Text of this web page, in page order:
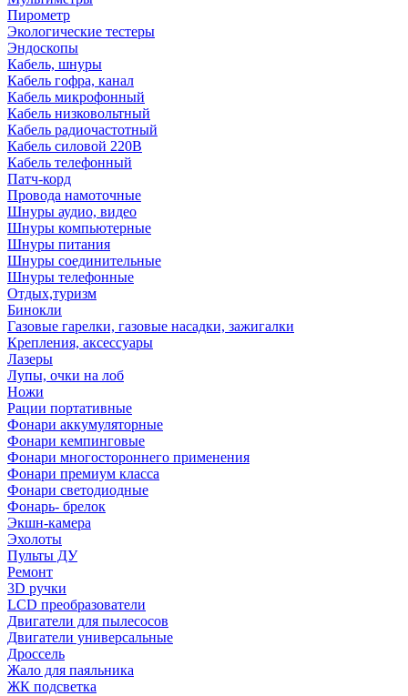
Пирометр
Экологические тестеры
Эндоскопы
Кабель, шнуры
Кабель гофра, канал
Кабель микрофонный
Кабель низковольтный
Кабель радиочастотный
Кабель силовой 220В
Кабель телефонный
Патч-корд
Провода намоточные
Шнуры аудио, видео
Шнуры компьютерные
Шнуры питания
Шнуры соединительные
Шнуры телефонные
Отдых,туризм
Бинокли
Газовые гарелки, газовые насадки, зажигалки
Крепления, аксессуары
Лазеры
Лупы, очки на лоб
Ножи
Рации портативные
Фонари аккумуляторные
Фонари кемпинговые
Фонари многостороннего применения
Фонари премиум класса
Фонари светодиодные
Фонарь- брелок
Экшн-камера
Эхолоты
Пульты ДУ
Ремонт
3D ручки
LCD преобразователи
Двигатели для пылесосов
Двигатели универсальные
Дроссель
Жало для паяльника
ЖК подсветка